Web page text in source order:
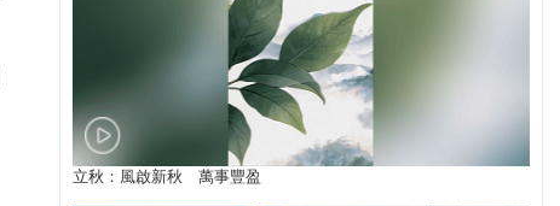
立秋：風啟新秋 萬事豐盈